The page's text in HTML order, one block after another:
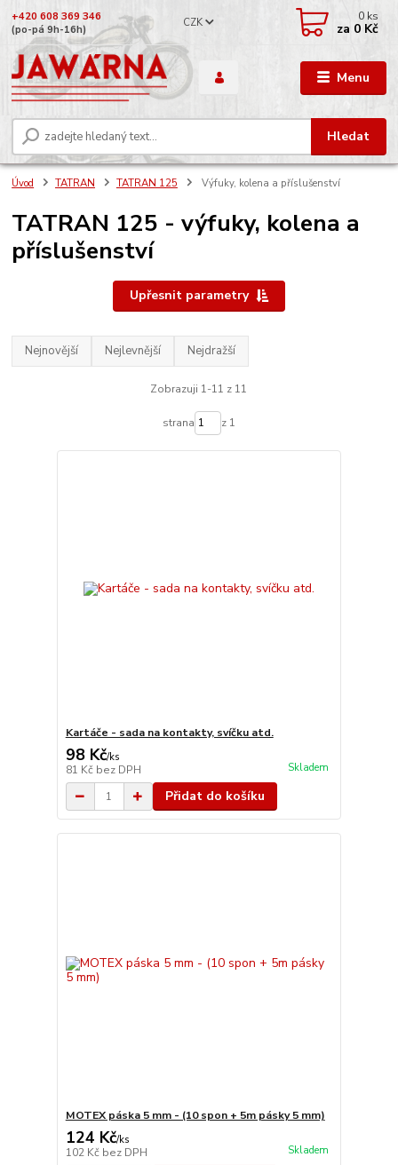
Menu
CZK
Hledat
+420 608 369 346
(po-pá 9h-16h)
0 ks
za 0 Kč
Úvod TATRAN TATRAN 125 Výfuky, kolena a příslušenství
TATRAN 125 - výfuky, kolena a
příslušenství
Upřesnit parametry
Nejnovější Nejlevnější Nejdražší
Zobrazuji 1-11 z 11
strana z 1
Kartáče - sada na kontakty, svíčku atd.
98 Kč/ks
81 Kč bez DPH Skladem
Přidat do košíku
MOTEX páska 5 mm - (10 spon + 5m pásky 5 mm)
124 Kč/ks
102 Kč bez DPH Skladem